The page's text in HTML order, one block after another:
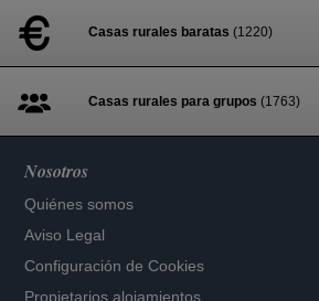
Casas rurales baratas (1220)
Casas rurales para grupos (1763)
Nosotros
Quiénes somos
Aviso Legal
Configuración de Cookies
Propietarios alojamientos